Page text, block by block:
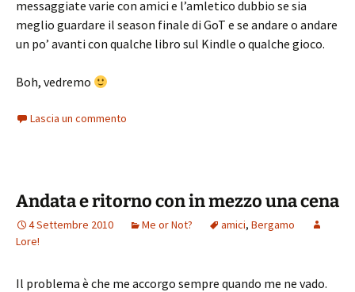
messaggiate varie con amici e l’amletico dubbio se sia
meglio guardare il season finale di GoT e se andare o andare
un po’ avanti con qualche libro sul Kindle o qualche gioco.
Boh, vedremo
Lascia un commento
Andata e ritorno con in mezzo una cena
4 Settembre 2010 Me or Not? amici, Bergamo
Lore!
Il problema è che me accorgo sempre quando me ne vado.